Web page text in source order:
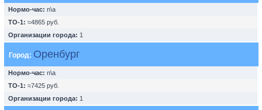
Нормо-час: n\a
ТО-1: ≈4865 руб.
Организации города: 1
Город: Оренбург
Нормо-час: n\a
ТО-1: ≈7425 руб.
Организации города: 1